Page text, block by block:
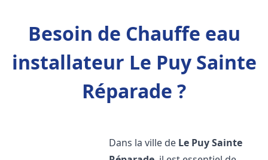
Besoin de Chauffe eau
installateur Le Puy Sainte
Réparade ?
Dans la ville de Le Puy Sainte